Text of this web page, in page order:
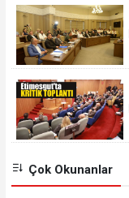
Çok Okunanlar